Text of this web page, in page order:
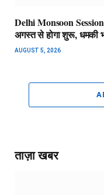
Delhi Monsoon
अगस्त से होगा शुरू, धमकी
AUGUST 5, 2026
ताज़ा खबर